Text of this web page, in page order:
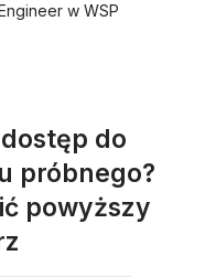
w WSP
do
próbnego?
powyższy